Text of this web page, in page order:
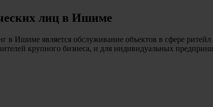
лиц в Ишиме
Ишиме является обслуживание объектов в сфере
крупного бизнеса, и для индивидуальных